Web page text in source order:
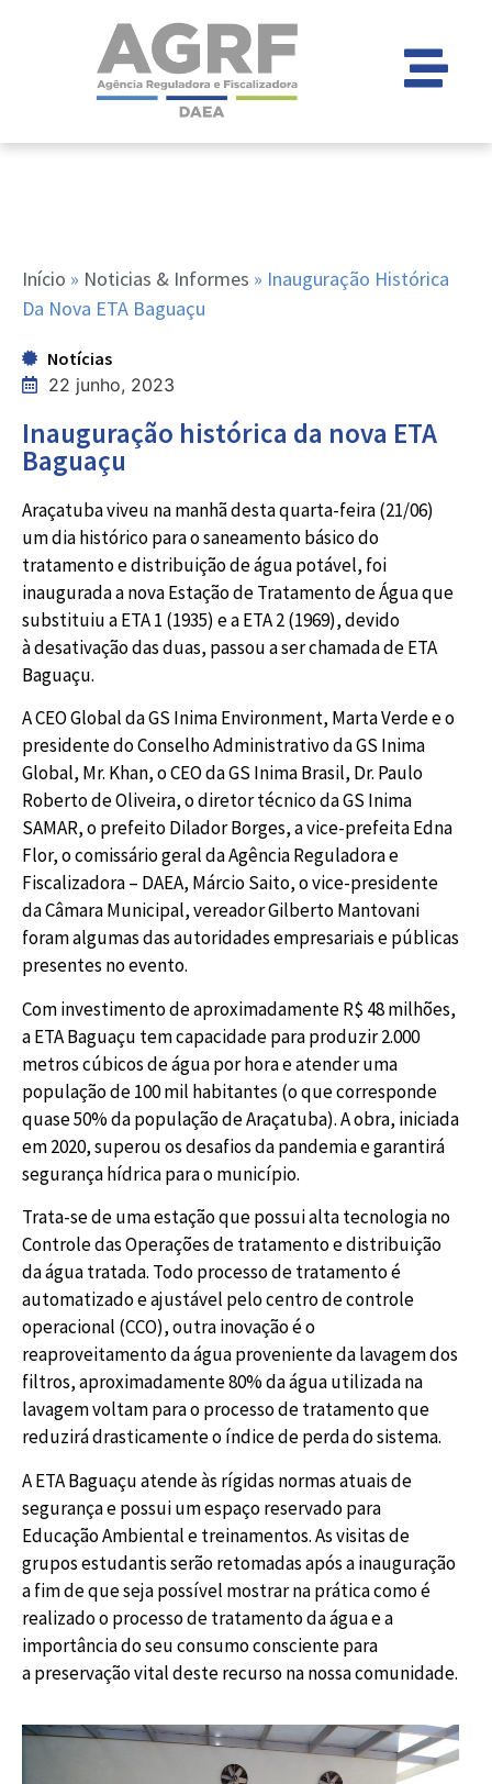
Início » Noticias & Informes » Inauguração Histórica
Da Nova ETA Baguaçu
Notícias
22 junho, 2023
Inauguração histórica da nova ETA
Baguaçu
Araçatuba viveu na manhã desta quarta-feira (21/06)
um dia histórico para o saneamento básico do
tratamento e distribuição de água potável, foi
inaugurada a nova Estação de Tratamento de Água que
substituiu a ETA 1 (1935) e a ETA 2 (1969), devido
à desativação das duas, passou a ser chamada de ETA
Baguaçu.
A CEO Global da GS Inima Environment, Marta Verde e o
presidente do Conselho Administrativo da GS Inima
Global, Mr. Khan, o CEO da GS Inima Brasil, Dr. Paulo
Roberto de Oliveira, o diretor técnico da GS Inima
SAMAR, o prefeito Dilador Borges, a vice-prefeita Edna
Flor, o comissário geral da Agência Reguladora e
Fiscalizadora – DAEA, Márcio Saito, o vice-presidente
da Câmara Municipal, vereador Gilberto Mantovani
foram algumas das autoridades empresariais e públicas
presentes no evento.
Com investimento de aproximadamente R$ 48 milhões,
a ETA Baguaçu tem capacidade para produzir 2.000
metros cúbicos de água por hora e atender uma
população de 100 mil habitantes (o que corresponde
quase 50% da população de Araçatuba). A obra, iniciada
em 2020, superou os desafios da pandemia e garantirá
segurança hídrica para o município.
Trata-se de uma estação que possui alta tecnologia no
Controle das Operações de tratamento e distribuição
da água tratada. Todo processo de tratamento é
automatizado e ajustável pelo centro de controle
operacional (CCO), outra inovação é o
reaproveitamento da água proveniente da lavagem dos
filtros, aproximadamente 80% da água utilizada na
lavagem voltam para o processo de tratamento que
reduzirá drasticamente o índice de perda do sistema.
A ETA Baguaçu atende às rígidas normas atuais de
segurança e possui um espaço reservado para
Educação Ambiental e treinamentos. As visitas de
grupos estudantis serão retomadas após a inauguração
a fim de que seja possível mostrar na prática como é
realizado o processo de tratamento da água e a
importância do seu consumo consciente para
a preservação vital deste recurso na nossa comunidade.